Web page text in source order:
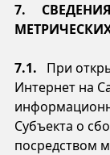
7.
7.1. При
Интернет на
Субъекта о
посредством